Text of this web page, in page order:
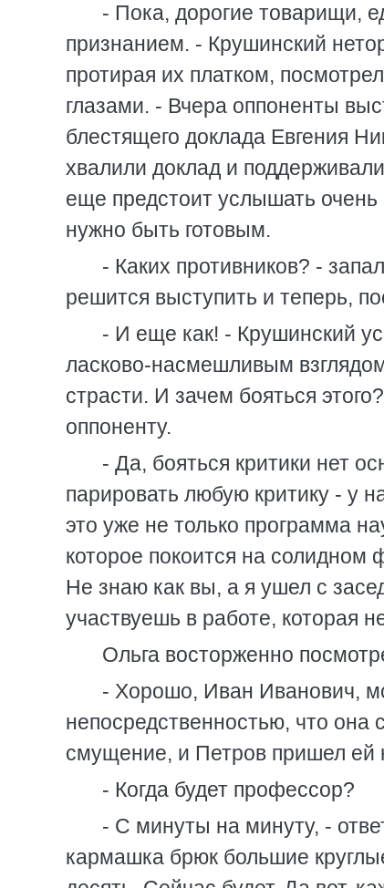
- Пока, дорогие товарищи,
признанием. - Крушинский
протирая их платком,
глазами. - Вчера оппоненты
блестящего доклада Евгения
хвалили доклад и
еще предстоит услышать очень
нужно быть готовым.
- Каких противников? -
решится выступить и теперь,
- И еще как! - Крушинский
ласково-насмешливым
страсти. И зачем бояться
оппоненту.
- Да, бояться критики нет
парировать любую критику - у
это уже не только программа
которое покоится на
Не знаю как вы, а я ушел с
участвуешь в работе, которая
Ольга восторженно
- Хорошо, Иван Иванович,
непосредственностью, что она
смущение, и Петров пришел
- Когда будет профессор?
- С минуты на минуту, -
кармашка брюк большие